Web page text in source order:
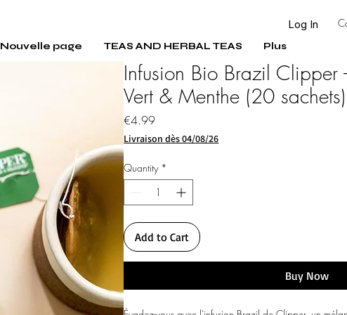
Log In
Nouvelle page TEAS AND HERBAL TEAS Plus
Infusion Bio Brazil Clipper
Vert & Menthe (20 sachets)
€4.99Price
Livraison dès 04/08/26
Quantity *
Add to Cart
Buy Now